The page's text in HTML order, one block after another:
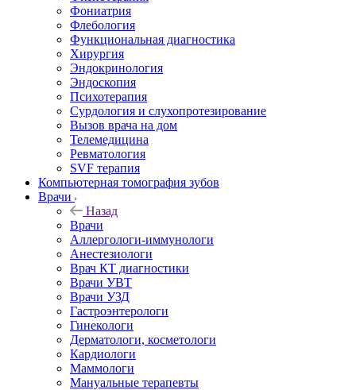
Фониатрия
Флебология
Функциональная диагностика
Хирургия
Эндокринология
Эндоскопия
Психотерапия
Сурдология и слухопротезирование
Вызов врача на дом
Телемедицина
Ревматология
SVF терапия
Компьютерная томография зубов
Врачи
Назад
Врачи
Аллергологи-иммунологи
Анестезиологи
Врач КТ диагностики
Врачи УВТ
Врачи УЗД
Гастроэнтерологи
Гинекологи
Дерматологи, косметологи
Кардиологи
Маммологи
Мануальные терапевты